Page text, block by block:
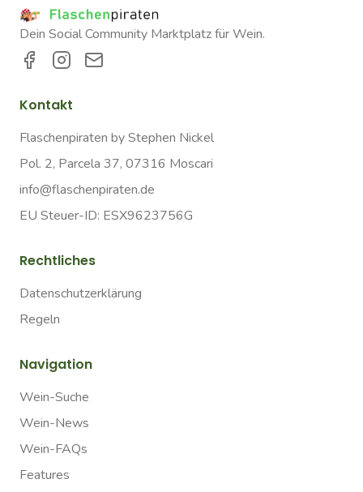
Dein Social Community Marktplatz für Wein.
Kontakt
Flaschenpiraten by Stephen Nickel
Pol. 2, Parcela 37, 07316 Moscari
info@flaschenpiraten.de
EU Steuer-ID: ESX9623756G
Rechtliches
Datenschutzerklärung
Regeln
Navigation
Wein-Suche
Wein-News
Wein-FAQs
Features